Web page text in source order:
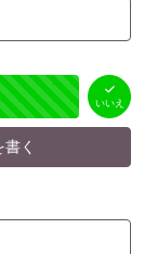
いいえ
く